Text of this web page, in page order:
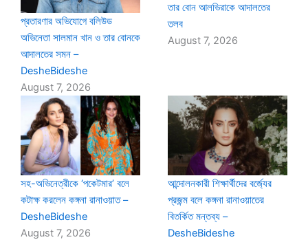
প্রতারণার অভিযোগে বলিউড
অভিনেতা সালমান খান ও তার বোনকে
আদালতের সমন –
DesheBideshe
August 7, 2026
তার বোন আলভিরাকে আদালতের
তলব
August 7, 2026
সহ-অভিনেত্রীকে ‘পকেটমার’ বলে
কটাক্ষ করলেন কঙ্গনা রানাওয়াত –
DesheBideshe
August 7, 2026
আন্দোলনকারী শিক্ষার্থীদের বর্জ্যের
প্রজন্ম বলে কঙ্গনা রানাওয়াতের
বিতর্কিত মন্তব্য –
DesheBideshe